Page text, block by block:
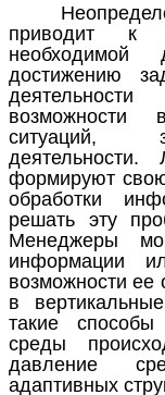
приводит к
достижению
возможности
ситуаций,
формируют свою
обработки
решать эту
Менеджеры
информации
возможности ее
в
такие
среды
давление
адаптивных